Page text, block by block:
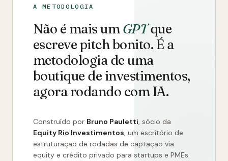
A METODOLOGIA
Não é mais umGPTque
escreve pitch bonito. É a
metodologia de uma
boutique de investimentos,
agora rodando com IA.
Construído por Bruno Pauletti, sócio da
Equity Rio Investimentos, um escritório de
estruturação de rodadas de captação via
equity e crédito privado para startups e PMEs.